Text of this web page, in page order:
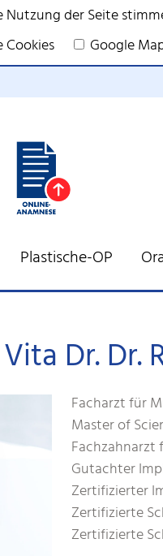
Nutzung der Seite
Cookies Google
Plastische-OP
Vita Dr. Dr.
Facharzt für
Master of
Gutachter
Zertifizierter
Zertifizierte
Zertifizierte